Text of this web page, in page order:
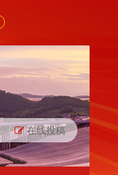
在线投稿